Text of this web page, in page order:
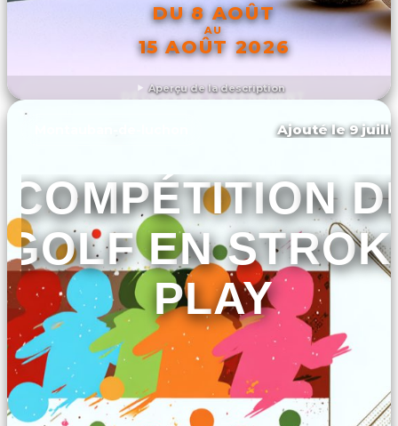
Aperçu de la description
DU 8 AOÛT
AU
15 AOÛT 2026
DÉCOUVRIR L'ÉVÉNEMENT
Ajouté le 9
COMPÉTITION
GOLF EN
PLAY